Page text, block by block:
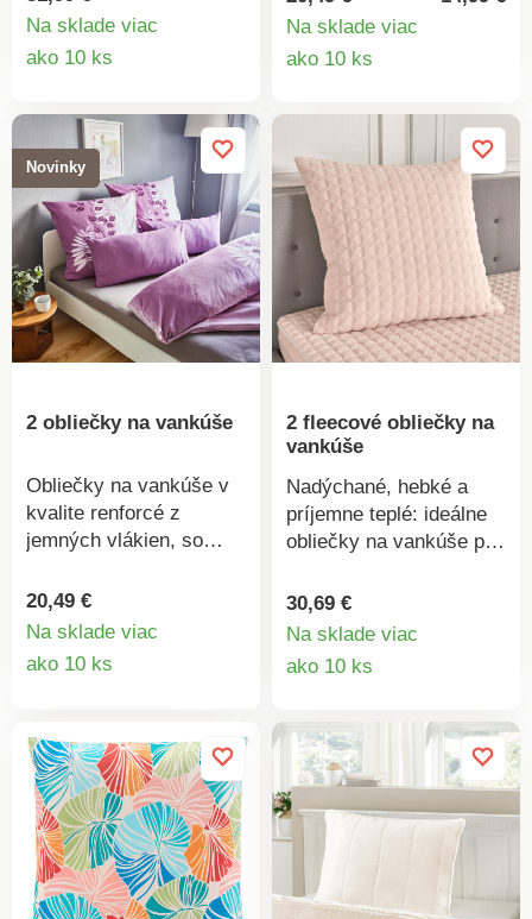
hreje bez toho, aby
hromadeniu tepla.
veľké množstvo vlhkosti
bez toho, aby bolo vlhké
na dotyk a zaisťuje
príjemnú teplotu počas
spánku. Čisto bavlnený
povlak podčiarkne
prirodzený komfort.
Na sklade viac
ako 10 ks
s lemovanými okrajmi.
Na sklade viac
ako 10 ks
Novinky
2 obliečky na vankúše
Obliečky na vankúše v
kvalite renforcé z
jemných vlákien, so
20,49 €
Na sklade viac
ako 10 ks
2 fleecové obliečky na
vankúše
Nadýchané, hebké a
príjemne teplé: ideálne
obliečky na vankúše pre
prešívaná voštinová
štruktúra udržuje teplo a
prostredie na spánok –
kombinácii s ďalšou
posteľnou bielizňou
alebo bez nej.
30,69 €
Na sklade viac
ako 10 ks